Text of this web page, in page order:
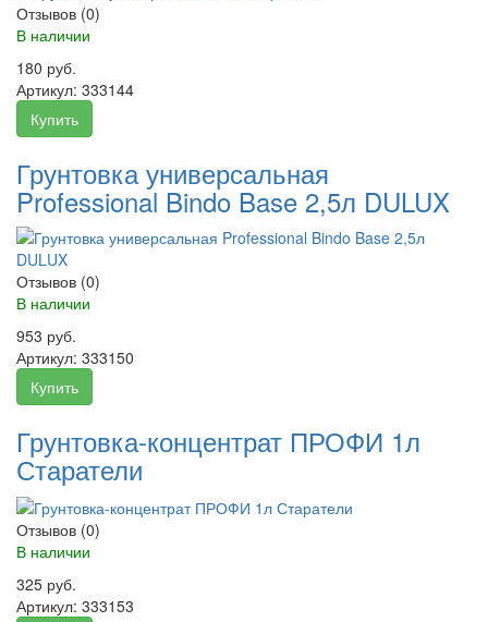
Отзывов (0)
В наличии
180 руб.
Артикул: 333144
Купить
Грунтовка универсальная
Professional Bindo Base 2,5л DULUX
Отзывов (0)
В наличии
953 руб.
Артикул: 333150
Купить
Грунтовка-концентрат ПРОФИ 1л
Старатели
Отзывов (0)
В наличии
325 руб.
Артикул: 333153